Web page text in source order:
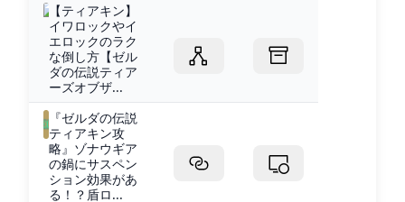
【ティアキン】
イワロックやイ
エロックのラク
な倒し方【ゼル
ダの伝説ティア
ーズオブザ...
『ゼルダの伝説
ティアキン攻
略』ゾナウギア
の鍋にサスペン
ション効果があ
る！？盾ロ...